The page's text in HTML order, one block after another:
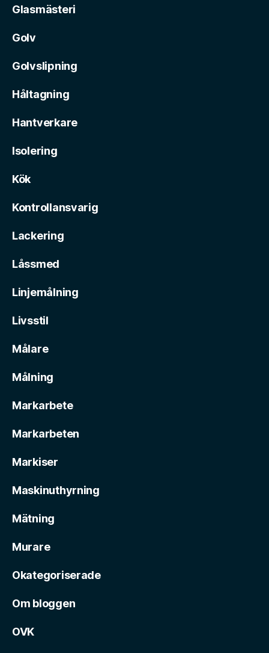
Glasmästeri
Golv
Golvslipning
Håltagning
Hantverkare
Isolering
Kök
Kontrollansvarig
Lackering
Låssmed
Linjemålning
Livsstil
Målare
Målning
Markarbete
Markarbeten
Markiser
Maskinuthyrning
Mätning
Murare
Okategoriserade
Om bloggen
OVK